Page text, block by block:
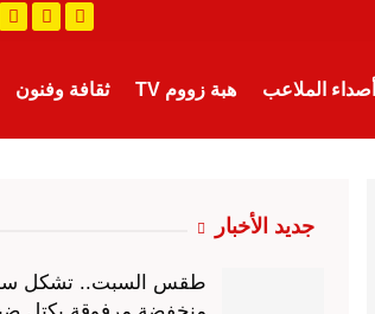
أصداء الملاعب هبة زووم TV ثقافة وفنون
جديد الأخبار
طقس السبت.. تشكل